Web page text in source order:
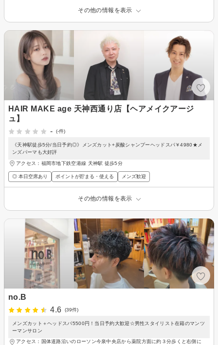
その他の情報を表示
HAIR MAKE age 天神西通り店【ヘアメイクアージ
ュ】
-
(-件)
《天神駅徒歩5分/当日予約◎》メンズカット+炭酸シャンプーヘッドスパ￥4980★メ
ンズパーマも大好評
アクセス：福岡市地下鉄空港線 天神駅 徒歩5分
◎ 本日空席あり ポイントが貯まる・使える メンズ歓迎
その他の情報を表示
no.B
4.6
(39件)
メンズカット＋ヘッドスパ5500円！当日予約大歓迎☆男性スタイリスト在籍のマンツ
ーマンサロン
アクセス：国体道路沿いのローソン今泉中央店から薬院方面に約３分歩くと右側に